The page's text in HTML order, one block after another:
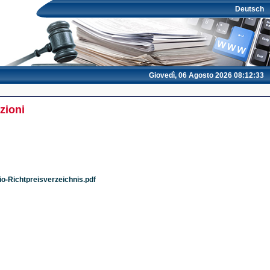
Deutsch
Giovedì, 06 Agosto 2026 08:12:33
Richtpreisverzeichnis.pdf